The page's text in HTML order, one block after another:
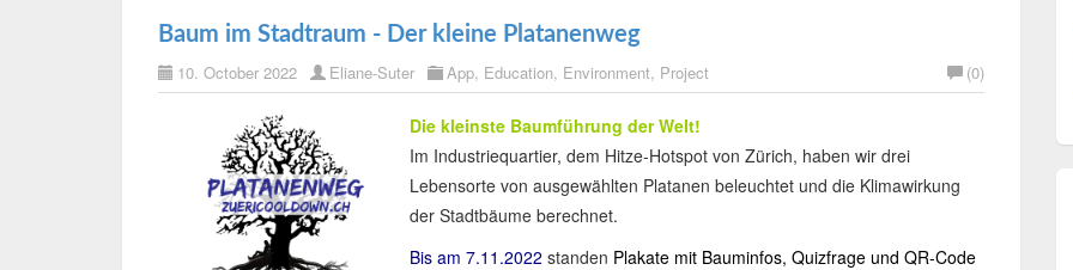
Baum im Stadtraum - Der kleine Platanenweg
10. October 2022 Eliane-Suter App, Education, Environment, Project (0)
Die kleinste Baumführung der Welt!
Im Industriequartier, dem Hitze-Hotspot von Zürich, haben wir drei
Lebensorte von ausgewählten Platanen beleuchtet und die Klimawirkung
der Stadtbäume berechnet.
Bis am 7.11.2022 standen Plakate mit Bauminfos, Quizfrage und QR-Code